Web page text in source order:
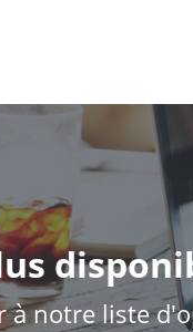
à notre liste